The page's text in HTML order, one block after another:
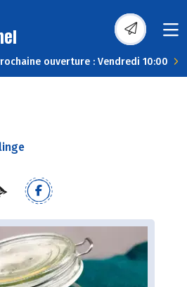
ouverture : Vendredi 10:00